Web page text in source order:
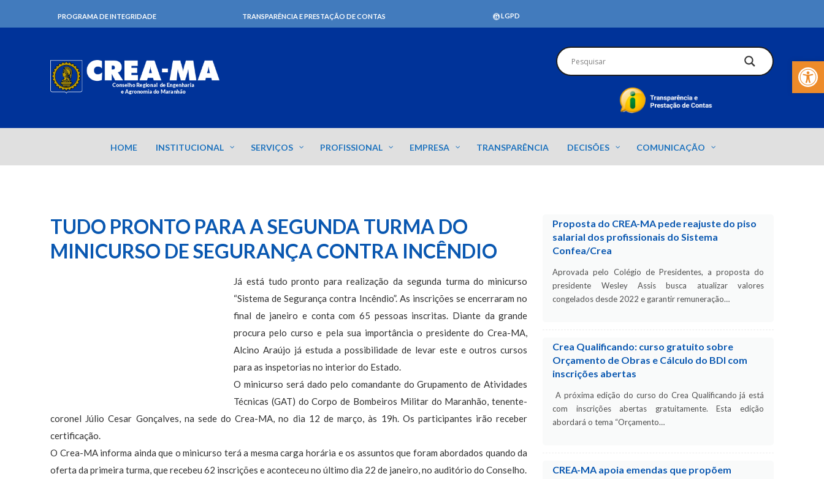
Barra de
PROGRAMA DE INTEGRIDADE TRANSPARÊNCIA E PRESTAÇÃO DE CONTAS LGPD
HOME INSTITUCIONAL SERVIÇOS PROFISSIONAL EMPRESA TRANSPARÊNCIA DECISÕES COMUNICAÇÃO
TUDO PRONTO PARA A SEGUNDA TURMA DO
MINICURSO DE SEGURANÇA CONTRA INCÊNDIO
Já está tudo pronto para realização da segunda turma do minicurso
“Sistema de Segurança contra Incêndio”. As inscrições se encerraram no
final de janeiro e conta com 65 pessoas inscritas. Diante da grande
procura pelo curso e pela sua importância o presidente do Crea-MA,
Alcino Araújo já estuda a possibilidade de levar este e outros cursos
para as inspetorias no interior do Estado.
O minicurso será dado pelo comandante do Grupamento de Atividades
Técnicas (GAT) do Corpo de Bombeiros Militar do Maranhão, tenente-
coronel Júlio Cesar Gonçalves, na sede do Crea-MA, no dia 12 de março, às 19h. Os participantes irão receber
certificação.
O Crea-MA informa ainda que o minicurso terá a mesma carga horária e os assuntos que foram abordados quando da
oferta da primeira turma, que recebeu 62 inscrições e aconteceu no último dia 22 de janeiro, no auditório do Conselho.
Proposta do CREA-MA pede reajuste do piso
salarial dos profissionais do Sistema
Confea/Crea
Aprovada pelo Colégio de Presidentes, a proposta do
presidente Wesley Assis busca atualizar valores
congelados desde 2022 e garantir remuneração…
Crea Qualificando: curso gratuito sobre
Orçamento de Obras e Cálculo do BDI com
inscrições abertas
A próxima edição do curso do Crea Qualificando já está
com inscrições abertas gratuitamente. Esta edição
abordará o tema “Orçamento…
CREA-MA apoia emendas que propõem